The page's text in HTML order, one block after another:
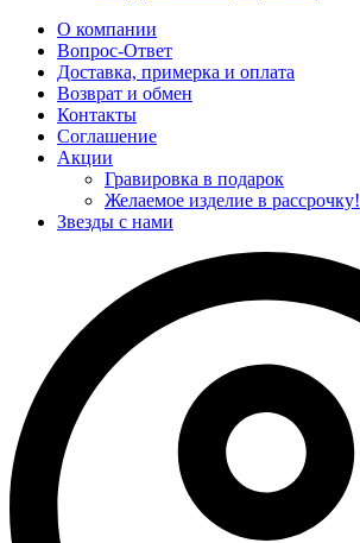
О компании
Вопрос-Ответ
Доставка, примерка и оплата
Возврат и обмен
Контакты
Соглашение
Акции
Гравировка в подарок
Желаемое изделие в рассрочку!
Звезды с нами